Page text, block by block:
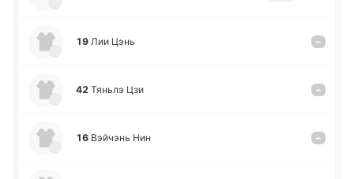
19 Лии Цэнь –
42 Тяньлэ Цзи –
16 Вэй­чэнь Нин –